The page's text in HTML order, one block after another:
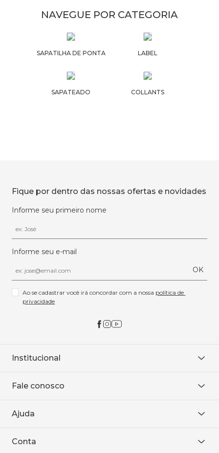
NAVEGUE POR CATEGORIA
SAPATILHA DE PONTA LABEL
SAPATEADO COLLANTS
Fique por dentro das nossas ofertas e novidades
Informe seu primeiro nome
Informe seu e-mail
OK
Ao se cadastrar você irá concordar com a nossa política de
privacidade
Institucional
Onde encontrar
Baixe o APP
Fale conosco
WhatsApp
Ajuda
Política de entrega
Conta